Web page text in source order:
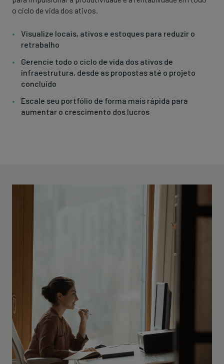
o ciclo de vida dos ativos.
Visualize locais, ativos e estoques para reduzir o
retrabalho
Gerencie todo o ciclo de vida dos ativos de
infraestrutura, desde as propostas até o projeto
concluído
Escale seu portfólio de forma mais rápida para
aumentar o crescimento dos lucros